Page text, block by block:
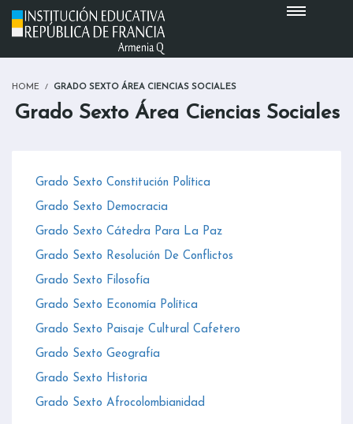
HOME GRADO SEXTO ÁREA CIENCIAS SOCIALES
Grado Sexto Área Ciencias Sociales
Grado Sexto Constitución Política
Grado Sexto Democracia
Grado Sexto Cátedra Para La Paz
Grado Sexto Resolución De Conflictos
Grado Sexto Filosofía
Grado Sexto Economía Política
Grado Sexto Paisaje Cultural Cafetero
Grado Sexto Geografía
Grado Sexto Historia
Grado Sexto Afrocolombianidad